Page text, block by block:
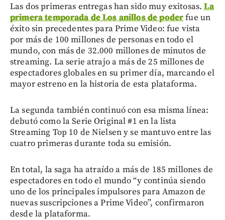
Las dos primeras entregas han sido muy exitosas.La
primera temporada de Los anillos de poderfue un
éxito sin precedentes para Prime Video: fue vista
por más de 100 millones de personas en todo el
mundo, con más de 32.000 millones de minutos de
streaming. La serie atrajo a más de 25 millones de
espectadores globales en su primer día, marcando el
mayor estreno en la historia de esta plataforma.
La segunda también continuó con esa misma línea:
debutó como la Serie Original #1 en la lista
Streaming Top 10 de Nielsen y se mantuvo entre las
cuatro primeras durante toda su emisión.
En total, la saga ha atraído a más de 185 millones de
espectadores en todo el mundo “y continúa siendo
uno de los principales impulsores para Amazon de
nuevas suscripciones a Prime Video”, confirmaron
desde la plataforma.